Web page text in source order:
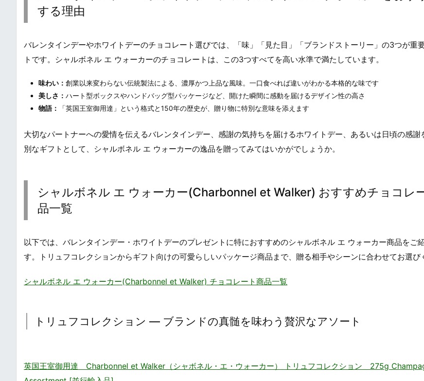
する理由
バレンタインデーやホワイトデーのチョコレート選びでは、「味」「見た目」「ブランドストーリー」の3つが重
トです。シャルボネル エ ウォーカーのチョコレートは、この3つすべてを高い水準で満たしています。
味わい： 創業以来変わらない伝統製法による、濃厚かつ上品な風味。一口食べれば違いがわかる本格的な味です
美しさ： ハート型ボックスやハンドバッグ型パッケージなど、開けた瞬間に感動を届けるデザイン性の高さ
物語：
「英国王室御用達」という格式と150年の歴史が、贈り物に特別な意味を添えます
大切なパートナーへの愛情を伝えるバレンタインデー、感謝の気持ちを届けるホワイトデー、あるいは日頃の感謝
別なギフトとして、シャルボネル エ ウォーカーの逸品を贈ってみてはいかがでしょうか。
シャルボネル エ ウォーカー(Charbonnel et Walker) おすすめチョコレ
品一覧
以下では、バレンタインデー・ホワイトデーのプレゼントに特におすすめのシャルボネル エ ウォーカー商品をご
す。トリュフコレクションからギフト向けの可愛らしいパッケージ商品まで、贈る相手やシーンに合わせてお選び
シャルボネル エ ウォーカー(Charbonnel et Walker) チョコレート商品一覧
トリュフコレクション ― ブランドの真髄を味わう贅沢なアソート
英国王室御用達 Charbonnel et Walker（シャボネル・エ・ウォーカー） トリュフコレクション 275g